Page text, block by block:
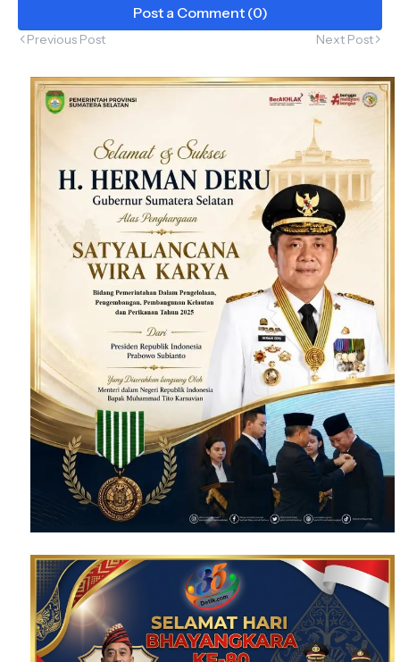
Post a Comment (0)
Previous Post Next Post